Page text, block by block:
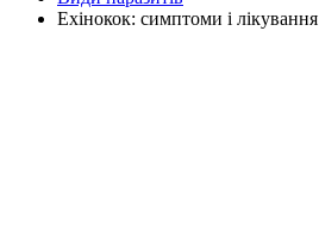
Ехінокок: симптоми і лікування